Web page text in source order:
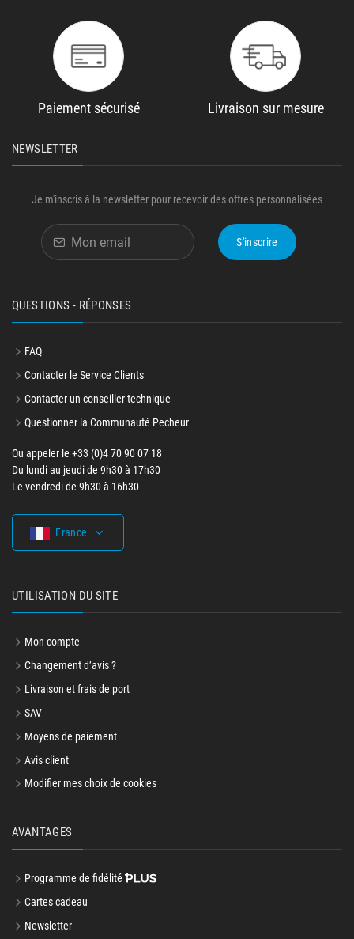
Paiement sécurisé Livraison sur mesure
NEWSLETTER
Je m'inscris à la newsletter pour recevoir des offres personnalisées
S'inscrire
QUESTIONS - RÉPONSES
FAQ
Contacter le Service Clients
Contacter un conseiller technique
Questionner la Communauté Pecheur
Ou appeler le +33 (0)4 70 90 07 18
Du lundi au jeudi de 9h30 à 17h30
Le vendredi de 9h30 à 16h30
France
UTILISATION DU SITE
Mon compte
Changement d’avis ?
Livraison et frais de port
SAV
Moyens de paiement
Avis client
Modifier mes choix de cookies
AVANTAGES
Programme de fidélité
Cartes cadeau
Newsletter